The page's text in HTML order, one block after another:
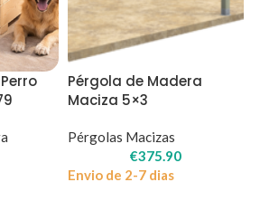
Pérgola de Madera
Maciza 5×3
Pérgolas Macizas
€375.90
Envio de 2-7 dias